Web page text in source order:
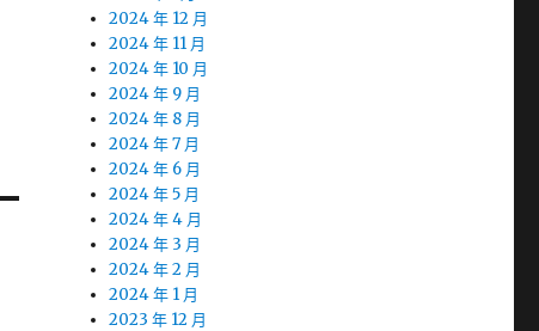
2024 年 12 月
2024 年 11 月
2024 年 10 月
2024 年 9 月
2024 年 8 月
2024 年 7 月
2024 年 6 月
2024 年 5 月
2024 年 4 月
2024 年 3 月
2024 年 2 月
2024 年 1 月
2023 年 12 月